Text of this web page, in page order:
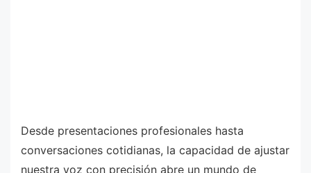
Desde presentaciones profesionales hasta
conversaciones cotidianas, la capacidad de ajustar
nuestra voz con precisión abre un mundo de